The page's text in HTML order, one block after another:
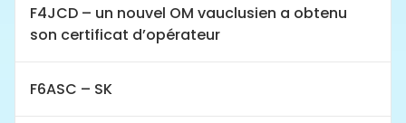
F4JCD – un nouvel OM vauclusien a obtenu
son certificat d’opérateur
F6ASC – SK